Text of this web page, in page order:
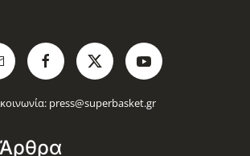
press@superbasket.gr